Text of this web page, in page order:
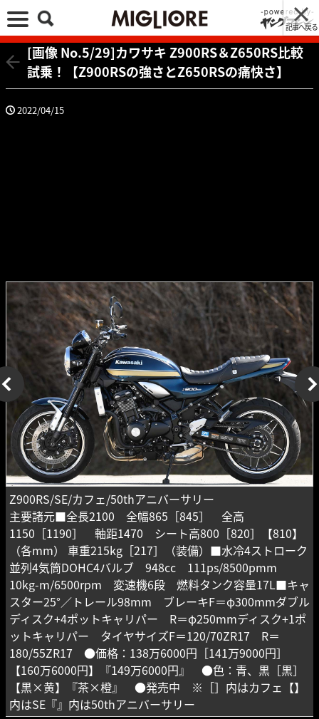
記事へ戻る
[画像 No.5/29]カワサキ Z900RS＆Z650RS比較
試乗！【Z900RSの強さとZ650RSの痛快さ】
2022/04/15
Z900RS/SE/カフェ/50thアニバーサリー
主要諸元■全長2100 全幅865［845］ 全高
1150［1190］ 軸距1470 シート高800［820］【810】
（各mm） 車重215kg［217］（装備）■水冷4ストローク
並列4気筒DOHC4バルブ 948cc 111ps/8500pmm
10kg-m/6500rpm 変速機6段 燃料タンク容量17L■キャ
スター25°／トレール98mm ブレーキF＝φ300mmダブル
ディスク+4ポットキャリパー R＝φ250mmディスク+1ポ
ットキャリパー タイヤサイズF＝120/70ZR17 R＝
180/55ZR17 ●価格：138万6000円［141万9000円］
【160万6000円】『149万6000円』 ●色：青、黒［黒］
【黒×黄】『茶×橙』 ●発売中 ※［］内はカフェ【】
内はSE『』内は50thアニバーサリー